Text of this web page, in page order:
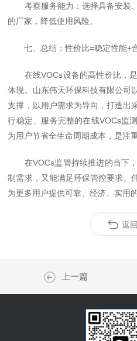
考察服务能力：选择具备安装
的厂家，降低使用风险。
七、总结：性价比=稳定性能+
在线VOCs设备的高性价比，是
体现。山东伟天环保科技有限公司
支撑，以用户需求为导向，打造出
行稳定、服务完整的在线VOCs监
为用户节省全生命周期成本，是注
在VOCs监管持续推进的当下，
制需求，又能满足环保管控要求。
为更多用户提供可靠、经济、实用
返
上一篇